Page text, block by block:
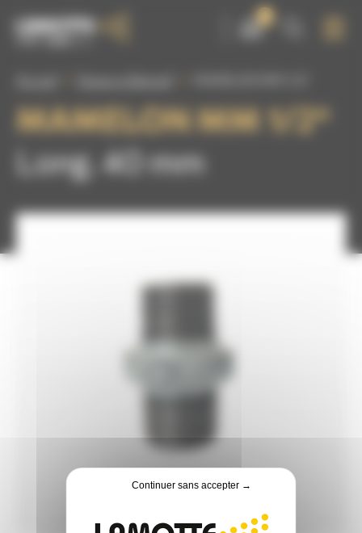
MAMELON MM 1/2″
Long. 40 mm
Continuer sans accepter →